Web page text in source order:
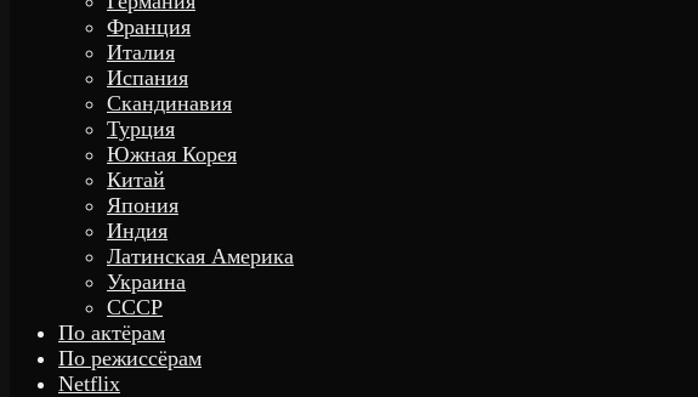
Франция
Италия
Испания
Скандинавия
Турция
Южная Корея
Китай
Япония
Индия
Латинская Америка
Украина
СССР
По актёрам
По режиссёрам
Netflix